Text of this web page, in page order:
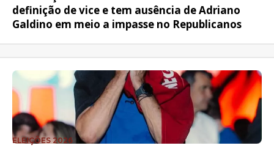
definição de vice e tem ausência de Adriano
Galdino em meio a impasse no Republicanos
ELEIÇÕES 2026